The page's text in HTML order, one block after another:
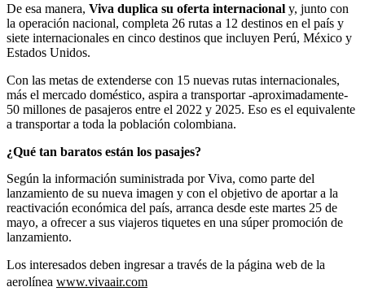
De esa manera, Viva duplica su oferta internacional y, junto con
la operación nacional, completa 26 rutas a 12 destinos en el país y
siete internacionales en cinco destinos que incluyen Perú, México y
Estados Unidos.
Con las metas de extenderse con 15 nuevas rutas internacionales,
más el mercado doméstico, aspira a transportar -aproximadamente-
50 millones de pasajeros entre el 2022 y 2025. Eso es el equivalente
a transportar a toda la población colombiana.
¿Qué tan baratos están los pasajes?
Según la información suministrada por Viva, como parte del
lanzamiento de su nueva imagen y con el objetivo de aportar a la
reactivación económica del país, arranca desde este martes 25 de
mayo, a ofrecer a sus viajeros tiquetes en una súper promoción de
lanzamiento.
Los interesados deben ingresar a través de la página web de la
aerolínea www.vivaair.com